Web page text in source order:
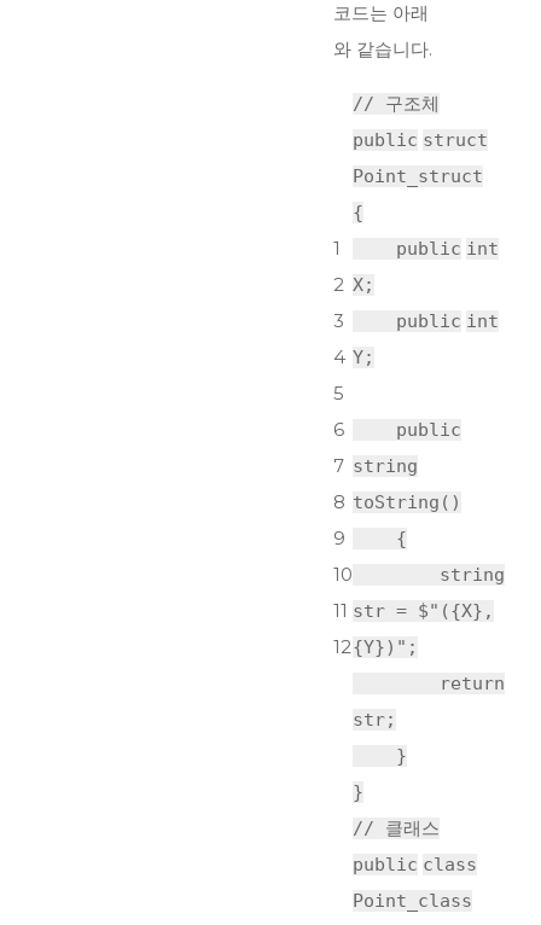
코드는 아래
와 같습니다.
1
2
3
4
5
6
7
8
9
10
11
12
// 구조체
public struct
Point_struct
{
public int
X;
public int
Y;
public
string
toString()
{
string
str = $"({X},
{Y})" ;
return
str;
}
}
// 클래스
public class
Point_class